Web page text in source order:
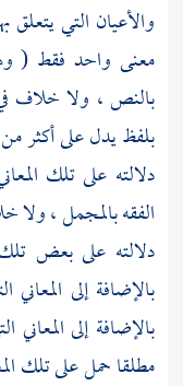
والأعيان التي
معنى واحد فقط (
بالنص ، ولا خلاف
بلفظ يدل على أكثر
دلالته على تلك
الفقه بالمجمل ،
دلالته على بعض
بالإضافة إلى
بالإضافة إلى
مطلقا حمل على تلك